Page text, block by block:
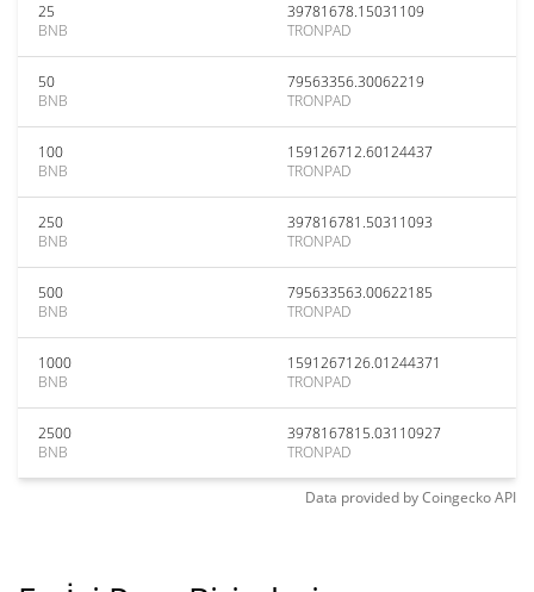
25
BNB
39781678.15031109
TRONPAD
50
BNB
79563356.30062219
TRONPAD
100
BNB
159126712.60124437
TRONPAD
250
BNB
397816781.50311093
TRONPAD
500
BNB
795633563.00622185
TRONPAD
1000
BNB
1591267126.01244371
TRONPAD
2500
BNB
3978167815.03110927
TRONPAD
Data provided byCoingeckoAPI